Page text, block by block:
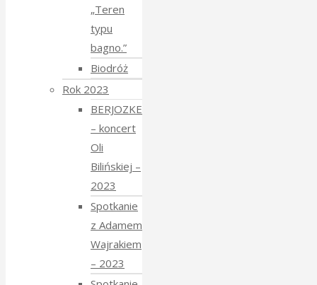
„Teren
typu
bagno.”
Biodróż
Rok 2023
BERJOZKELE
– koncert
Oli
Bilińskiej –
2023
Spotkanie
z Adamem
Wajrakiem
– 2023